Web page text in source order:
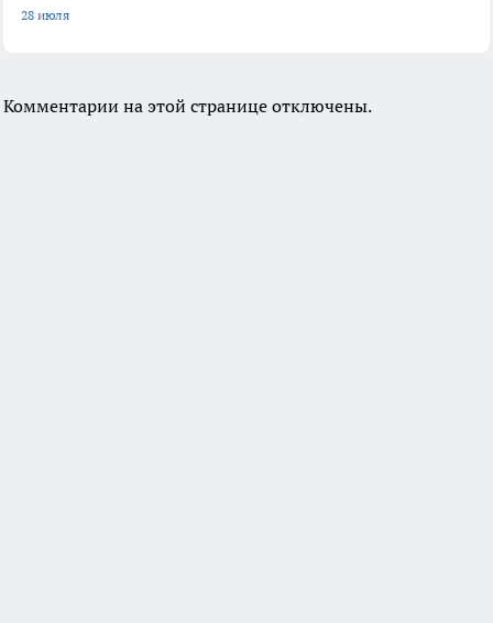
28 июля
Комментарии на этой странице отключены.